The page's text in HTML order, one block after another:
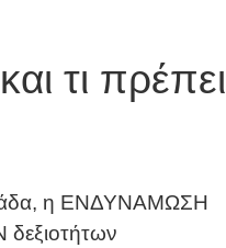
τι πρέπει
η ΕΝΔΥΝΑΜΩΣΗ